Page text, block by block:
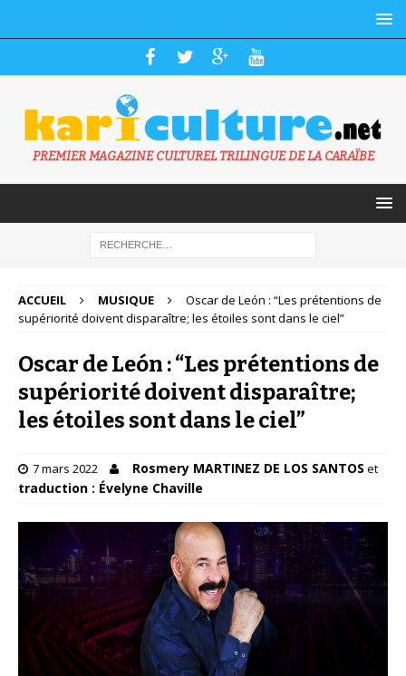
PREMIER MAGAZINE CULTUREL TRILINGUE DE LA CARAÏBE
ACCUEIL MUSIQUE
Oscar de León : “Les prétentions de
supériorité doivent disparaître; les étoiles sont dans le ciel”
Oscar de León : “Les prétentions de
supériorité doivent disparaître;
les étoiles sont dans le ciel”
7 mars 2022 Rosmery MARTINEZ DE LOS SANTOS et
traduction : Évelyne Chaville